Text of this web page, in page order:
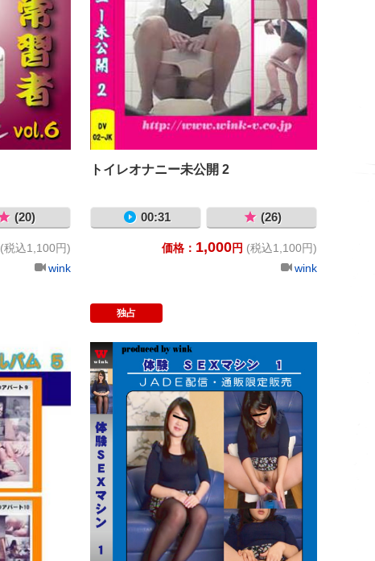
(20)
(税込1,100円)
wink
トイレオナニー未公開 2
00:31 (26)
価格： 1,000円 (税込1,100円)
wink
独占